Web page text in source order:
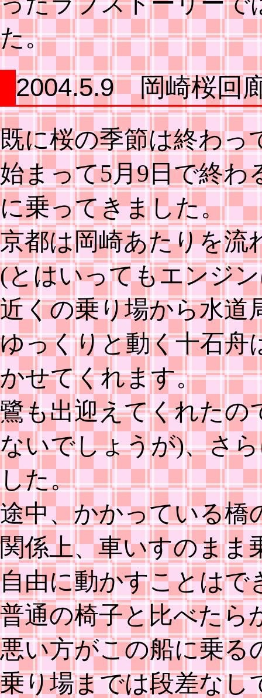
た。
2004.5.9 岡崎桜回
既に桜の季節は終わっ
始まって5月9日で終わ
に乗ってきました。
京都は岡崎あたりを流
(とはいってもエンジ
近くの乗り場から水道
ゆっくりと動く十石舟
かせてくれます。
鷺も出迎えてくれたの
ないでしょうが)、さ
した。
途中、かかっている橋
関係上、車いすのまま
自由に動かすことはで
普通の椅子と比べたら
悪い方がこの船に乗る
乗り場までは段差なし